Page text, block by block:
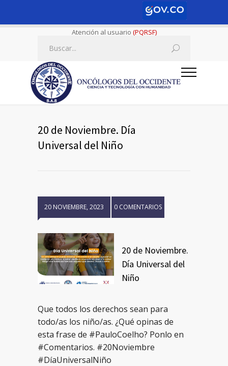
Atención al usuario (PQRSF)
20 de Noviembre. Día
Universal del Niño
20 NOVIEMBRE, 2023 0 COMENTARIOS
20 de Noviembre.
Día Universal del
Niño
Que todos los derechos sean para
todo/as los niño/as. ¿Qué opinas de
esta frase de #PauloCoelho? Ponlo en
#Comentarios. #20Noviembre
#DíaUniversalNiño